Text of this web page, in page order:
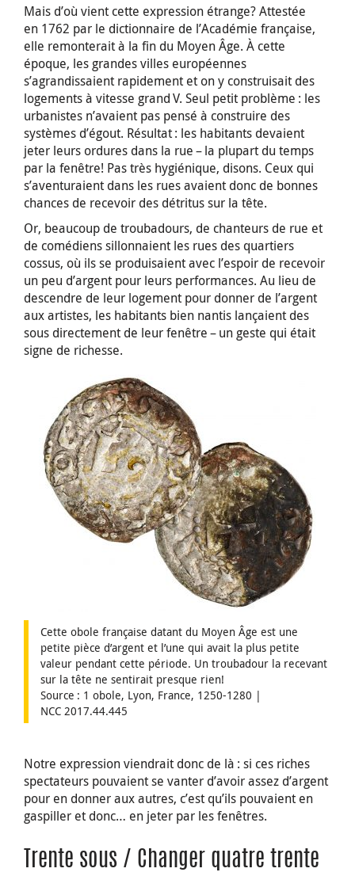
Mais d’où vient cette expression étrange? Attestée
en 1762 par le dictionnaire de l’Académie française,
elle remonterait à la fin du Moyen Âge. À cette
époque, les grandes villes européennes
s’agrandissaient rapidement et on y construisait des
logements à vitesse grand V. Seul petit problème : les
urbanistes n’avaient pas pensé à construire des
systèmes d’égout. Résultat : les habitants devaient
jeter leurs ordures dans la rue – la plupart du temps
par la fenêtre! Pas très hygiénique, disons. Ceux qui
s’aventuraient dans les rues avaient donc de bonnes
chances de recevoir des détritus sur la tête.
Or, beaucoup de troubadours, de chanteurs de rue et
de comédiens sillonnaient les rues des quartiers
cossus, où ils se produisaient avec l’espoir de recevoir
un peu d’argent pour leurs performances. Au lieu de
descendre de leur logement pour donner de l’argent
aux artistes, les habitants bien nantis lançaient des
sous directement de leur fenêtre – un geste qui était
signe de richesse.
Cette obole française datant du Moyen Âge est une
petite pièce d’argent et l’une qui avait la plus petite
valeur pendant cette période. Un troubadour la recevant
sur la tête ne sentirait presque rien!
Source : 1 obole, Lyon, France, 1250-1280 |
NCC 2017.44.445
Notre expression viendrait donc de là : si ces riches
spectateurs pouvaient se vanter d’avoir assez d’argent
pour en donner aux autres, c’est qu’ils pouvaient en
gaspiller et donc… en jeter par les fenêtres.
Trente sous / Changer quatre trente